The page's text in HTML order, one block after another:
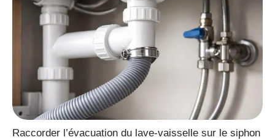
Raccorder l’évacuation du lave-vaisselle sur le siphon